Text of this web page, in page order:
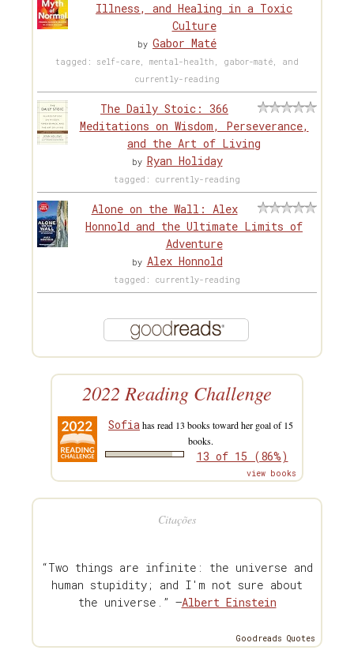
Illness, and Healing in a Toxic
Culture
by Gabor Maté
tagged: self-care, mental-health, gabor-maté, and
currently-reading
The Daily Stoic: 366
Meditations on Wisdom, Perseverance,
and the Art of Living
by Ryan Holiday
tagged: currently-reading
Alone on the Wall: Alex
Honnold and the Ultimate Limits of
Adventure
by Alex Honnold
tagged: currently-reading
2022 Reading Challenge
Sofiahas read 13 books toward her goal of 15
books.
13 of 15 (86%)
view books
Citações
“Two things are infinite: the universe and
human stupidity; and I'm not sure about
the universe.” —Albert Einstein
Goodreads Quotes